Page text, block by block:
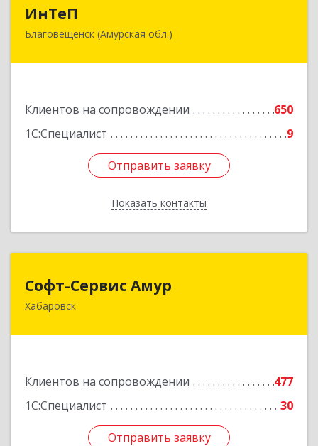
ИнТеП
Благовещенск (Амурская обл.)
Клиентов на сопровождении
650
1С:Специалист
9
Отправить заявку
Показать контакты
675000, Амурская обл, Благовещенск г,
Отправить заявку
Назад
Софт-Сервис Амур
Хабаровск
Клиентов на сопровождении
477
1С:Специалист
30
Отправить заявку
680000, Хабаровский край, Хабаровск г,
Отправить заявку